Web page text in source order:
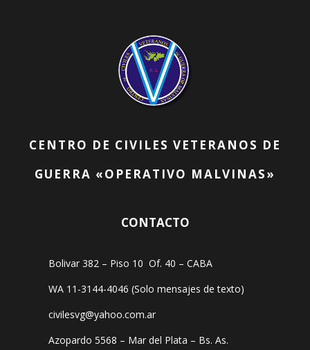
CENTRO DE CIVILES VETERANOS DE
GUERRA «OPERATIVO MALVINAS»
CONTACTO
Bolivar 382 – Piso 10 Of. 40 – CABA
WA 11-3144-4046 (Solo mensajes de texto)
civilesvg@yahoo.com.ar
Azopardo 5568 – Mar del Plata – Bs. As.